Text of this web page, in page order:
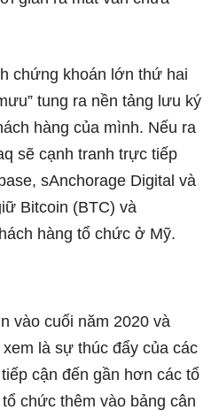
chứng khoán lớn thứ hai
tung ra nền tảng lưu ký
hàng của mình. Nếu ra
sẽ cạnh tranh trực tiếp
sAnchorage Digital và
Bitcoin (BTC) và
hàng tổ chức ở Mỹ.
vào cuối năm 2020 và
là sự thúc đẩy của các
cận đến gần hơn các tổ
chức thêm vào bảng cân